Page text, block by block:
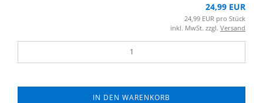
24,99 EUR
24,99 EUR pro Stück
inkl. MwSt. zzgl. Versand
IN DEN WARENKORB